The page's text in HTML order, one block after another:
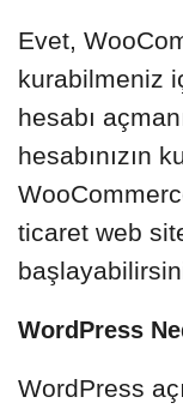
Evet,
kurabilmeniz
hesabı
hesabınızın
ticaret web
WordPress
WordPress